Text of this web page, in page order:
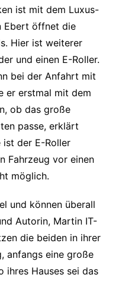
ist mit dem Luxus-
Ebert öffnet die
Hier ist weiterer
und einen E-Roller.
bei der Anfahrt mit
er erstmal mit dem
ob das große
passe, erklärt
ist der E-Roller
Fahrzeug vor einen
möglich.
und können überall
Autorin, Martin IT-
die beiden in ihrer
anfangs eine große
ihres Hauses sei das